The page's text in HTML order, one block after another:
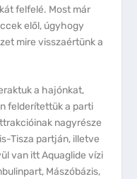
felfelé. Most már
elől, úgyhogy
mire visszaértünk a
a hajónkat,
felderítettük a parti
nagyrésze
Tisza partján, illetve
van itt Aquaglide vízi
Mászóbázis,